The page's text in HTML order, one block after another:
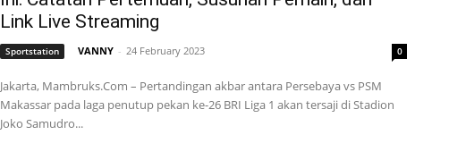
Link Live Streaming
Sportstation VANNY - 24 February 2023 0
Jakarta, Mambruks.Com – Pertandingan akbar antara Persebaya vs PSM
Makassar pada laga penutup pekan ke-26 BRI Liga 1 akan tersaji di Stadion
Joko Samudro...